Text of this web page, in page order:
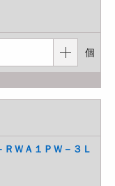
個
ＷＡ１ＰＷ－３Ｌ